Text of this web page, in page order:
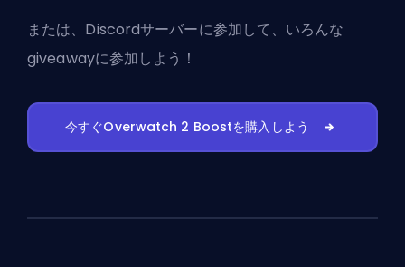
または、 Discordサーバーに参加して、いろんな
giveawayに参加しよう！
今すぐOverwatch 2 Boostを購入しよう